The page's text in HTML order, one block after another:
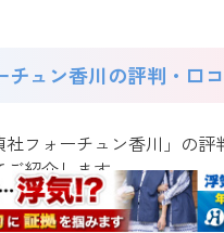
チュン香川の評判・口
社フォーチュン香川」の評
ご紹介します。